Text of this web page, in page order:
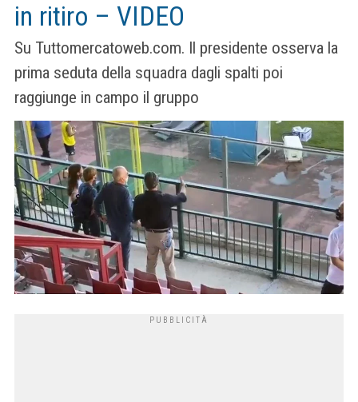
in ritiro – VIDEO
Su Tuttomercatoweb.com. Il presidente osserva la
prima seduta della squadra dagli spalti poi
raggiunge in campo il gruppo